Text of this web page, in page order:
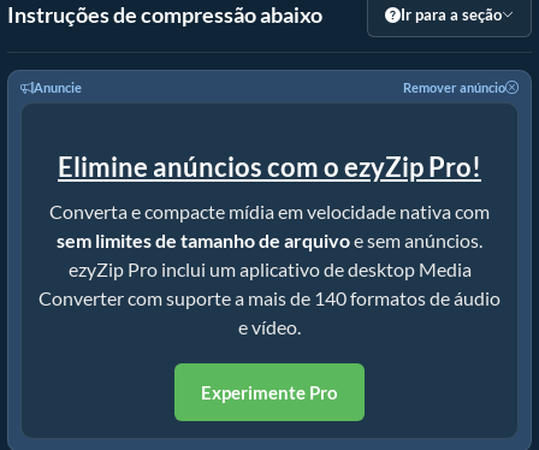
Instruções de compressão abaixo Ir para a seção
Anuncie Remover anúncio
Elimine anúncios com o ezyZip Pro!
Converta e compacte mídia em velocidade nativa com
sem limites de tamanho de arquivoe sem anúncios.
ezyZip Pro inclui um aplicativo de desktop Media
Converter com suporte a mais de 140 formatos de áudio
e vídeo.
Experimente Pro